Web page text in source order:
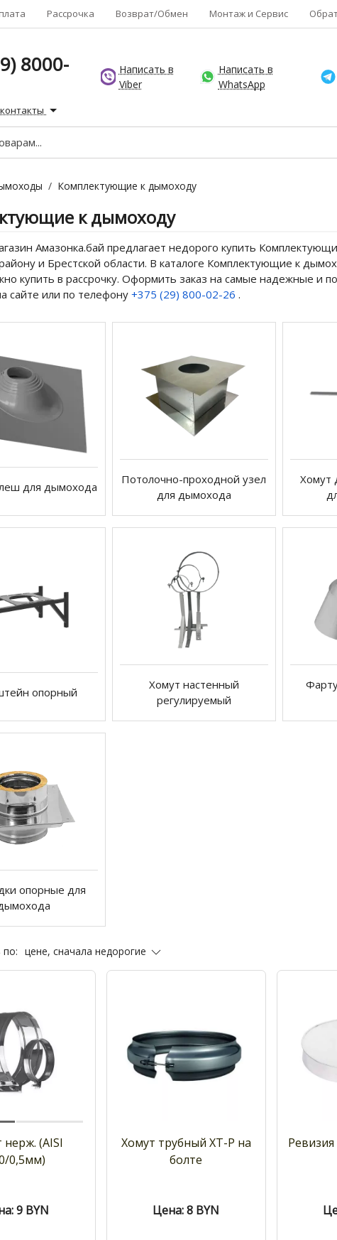
Рассрочка Возврат/Обмен Монтаж и Сервис
8000-
Написать в
Viber
Написать в
WhatsApp
/ Комплектующие к дымоходу
к дымоходу
Амазонка.бай предлагает недорого купить
и Брестской области. В каталоге Комплектующие к
купить в рассрочку. Оформить заказ на самые надежные и
сайте или по телефону +375 (29) 800-02-26 .
для дымохода
Потолочно-проходной узел
для дымохода
Хомут
опорный
Хомут настенный
регулируемый
опорные для
по: цене, сначала недорогие
нерж. (AISI
0,5мм)
9 BYN
Хомут трубный ХТ-Р на
болте
Цена: 8 BYN